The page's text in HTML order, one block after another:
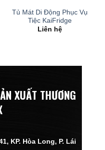
Tủ Mát Di Động Phục Vụ
Tiệc KaiFridge
Liên hệ
XUẤT THƯƠNG
KP. Hòa Long, P. Lái